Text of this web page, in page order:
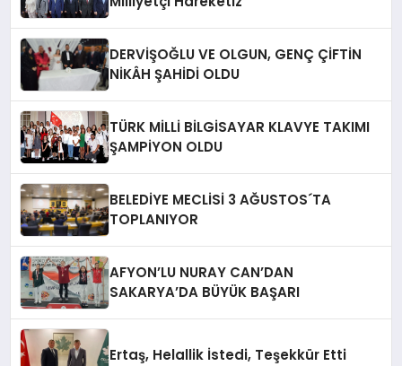
DERVİŞOĞLU VE OLGUN, GENÇ ÇİFTİN
NİKÂH ŞAHİDİ OLDU
TÜRK MİLLİ BİLGİSAYAR KLAVYE TAKIMI
ŞAMPİYON OLDU
BELEDİYE MECLİSİ 3 AĞUSTOS´TA
TOPLANIYOR
AFYON’LU NURAY CAN’DAN
SAKARYA’DA BÜYÜK BAŞARI
Ertaş, Helallik İstedi, Teşekkür Etti